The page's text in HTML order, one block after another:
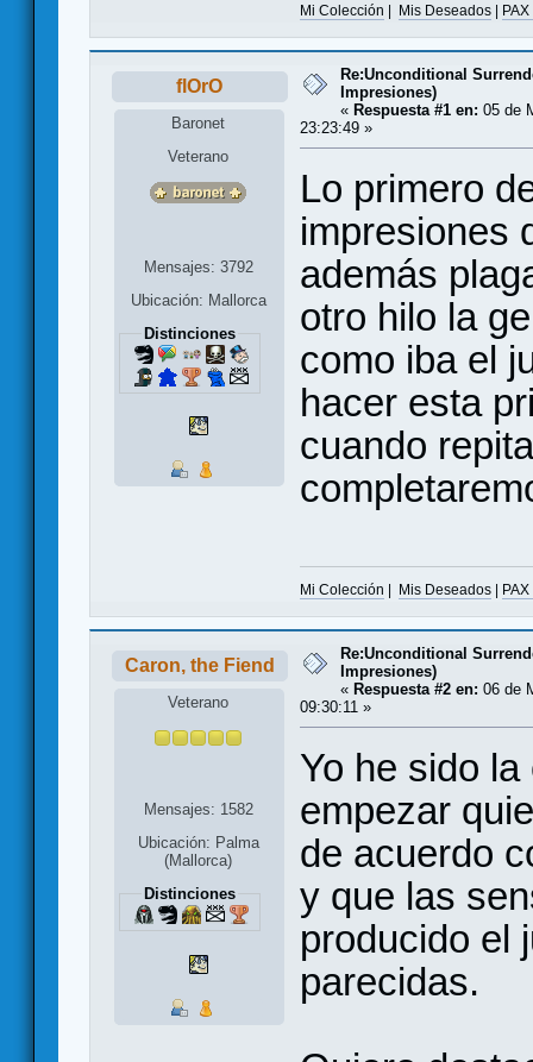
Mi Colección | Mis Deseados |
flOrO
Baronet
Veterano
Mensajes: 3792
Ubicación: Mallorca
Distinciones
Re:Unconditional
Impresiones)
« Respuesta #1 en: 05 de
23:23:49 »
Lo primero
impresiones
además
otro hilo la
como iba el
hacer esta
cuando
Mi Colección | Mis Deseados |
Caron, the Fiend
Veterano
Mensajes: 1582
Ubicación: Palma
(Mallorca)
Distinciones
Re:Unconditional
Impresiones)
« Respuesta #2 en: 06 de
09:30:11 »
Yo he sido
empezar
de acuerdo
y que las
producido el
parecidas.